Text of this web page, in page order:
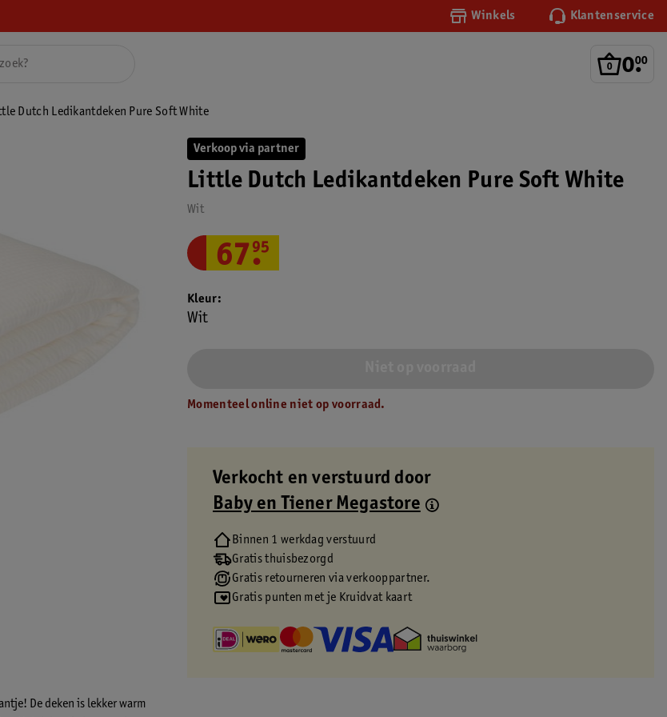
Winkels Klantenservice
0.
00
Dutch Ledikantdeken Pure Soft White
De deken is lekker warm
Verkoop via partner
Little Dutch Ledikantdeken Pure Soft White
Wit
67.
95
Kleur
Wit
Momenteel online niet op voorraad.
Verkocht en verstuurd door
Baby en Tiener Megastore
Binnen 1 werkdag verstuurd
Gratis thuisbezorgd
Gratis retourneren via verkooppartner.
Gratis punten met je Kruidvat kaart